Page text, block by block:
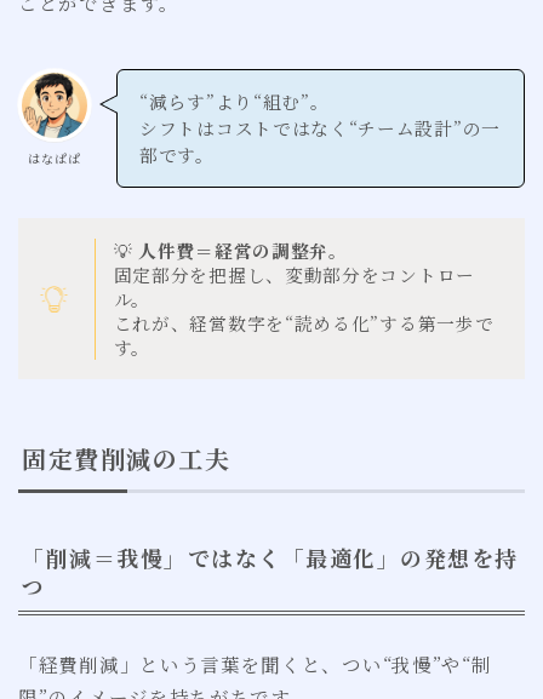
はなぱぱ
“減らす”より“組む”。
シフトはコストではなく“チーム設計”の一
部です。
💡 人件費＝経営の調整弁。
固定部分を把握し、変動部分をコントロー
ル。
これが、経営数字を“読める化”する第一歩で
す。
固定費削減の工夫
「削減＝我慢」ではなく「最適化」の発想を持
つ
「経費削減」という言葉を聞くと、つい“我慢”や“制